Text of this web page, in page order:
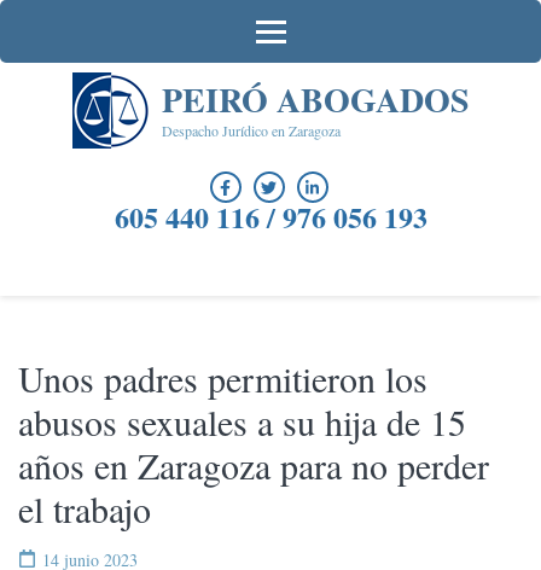
Saltar
contenido
PEIRÓ ABOGADOS
Despacho Jurídico en Zaragoza
605 440 116 / 976 056 193
Unos padres permitieron los
abusos sexuales a su hija de 15
años en Zaragoza para no perder
el trabajo
14 junio 2023